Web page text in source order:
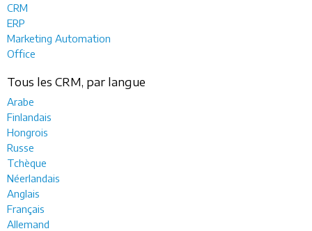
CRM
ERP
Marketing Automation
Office
Tous les CRM, par langue
Arabe
Finlandais
Hongrois
Russe
Tchèque
Néerlandais
Anglais
Français
Allemand